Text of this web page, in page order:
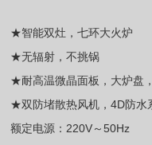
★智能双灶，七环大火炉
★无辐射，不挑锅
★耐高温微晶面板，大炉盘
★双防堵散热风机，4D防水
额定电源：220V～50Hz